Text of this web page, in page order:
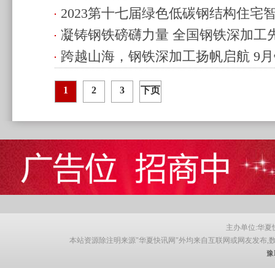
略合作协议(2023.08.25 22:48)
2023第十七届绿色低碳钢结构住宅
开封胜利召开(2023.08.13 23:09)
凝铸钢铁磅礴力量 全国钢铁深加工
月绽放日照 (2023.08.09 00:07)
跨越山海，钢铁深加工扬帆启航 9
智能制造交流会 铸造发展“新引擎”
1 2 3 下页
主办单位:华夏
本站资源除注明来源"华夏快讯网"外均来自互联网或网友发布,
豫